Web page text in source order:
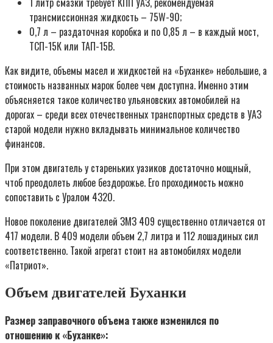
трансмиссионная жидкость – 75W-90;
0,7 л – раздаточная коробка и по 0,85 л – в каждый мост,
ТСП-15К или ТАП-15В.
Как видите, объемы масел и жидкостей на «Буханке» небольшие, а
стоимость названных марок более чем доступна. Именно этим
объясняется такое количество ульяновских автомобилей на
дорогах – среди всех отечественных транспортных средств в УАЗ
старой модели нужно вкладывать минимальное количество
финансов.
При этом двигатель у стареньких уазиков достаточно мощный,
чтоб преодолеть любое бездорожье. Его проходимость можно
сопоставить с Уралом 4320.
Новое поколение двигателей ЗМЗ 409 существенно отличается от
417 модели. В 409 модели объем 2,7 литра и 112 лошадиных сил
соответственно. Такой агрегат стоит на автомобилях модели
«Патриот».
Объем двигателей Буханки
Размер заправочного объема также изменился по
отношению к «Буханке»: